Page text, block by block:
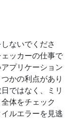
ないでくださ
ッカーの仕事で
プリケーション
かの利点があり
ではなく、ミリ
体をチェック
ルエラーを見逃